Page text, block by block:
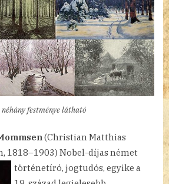
festménye látható
(Christian Matthias
1818–1903) Nobel-díjas német
történetíró, jogtudós, egyike a